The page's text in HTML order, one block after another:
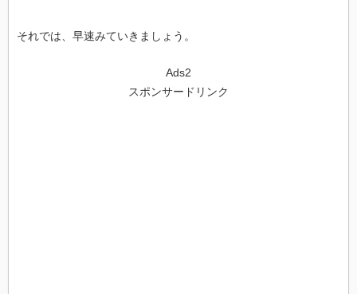
それでは、早速みていきましょう。
Ads2
スポンサードリンク